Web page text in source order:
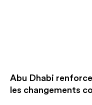
Abu Dhabi
les changements